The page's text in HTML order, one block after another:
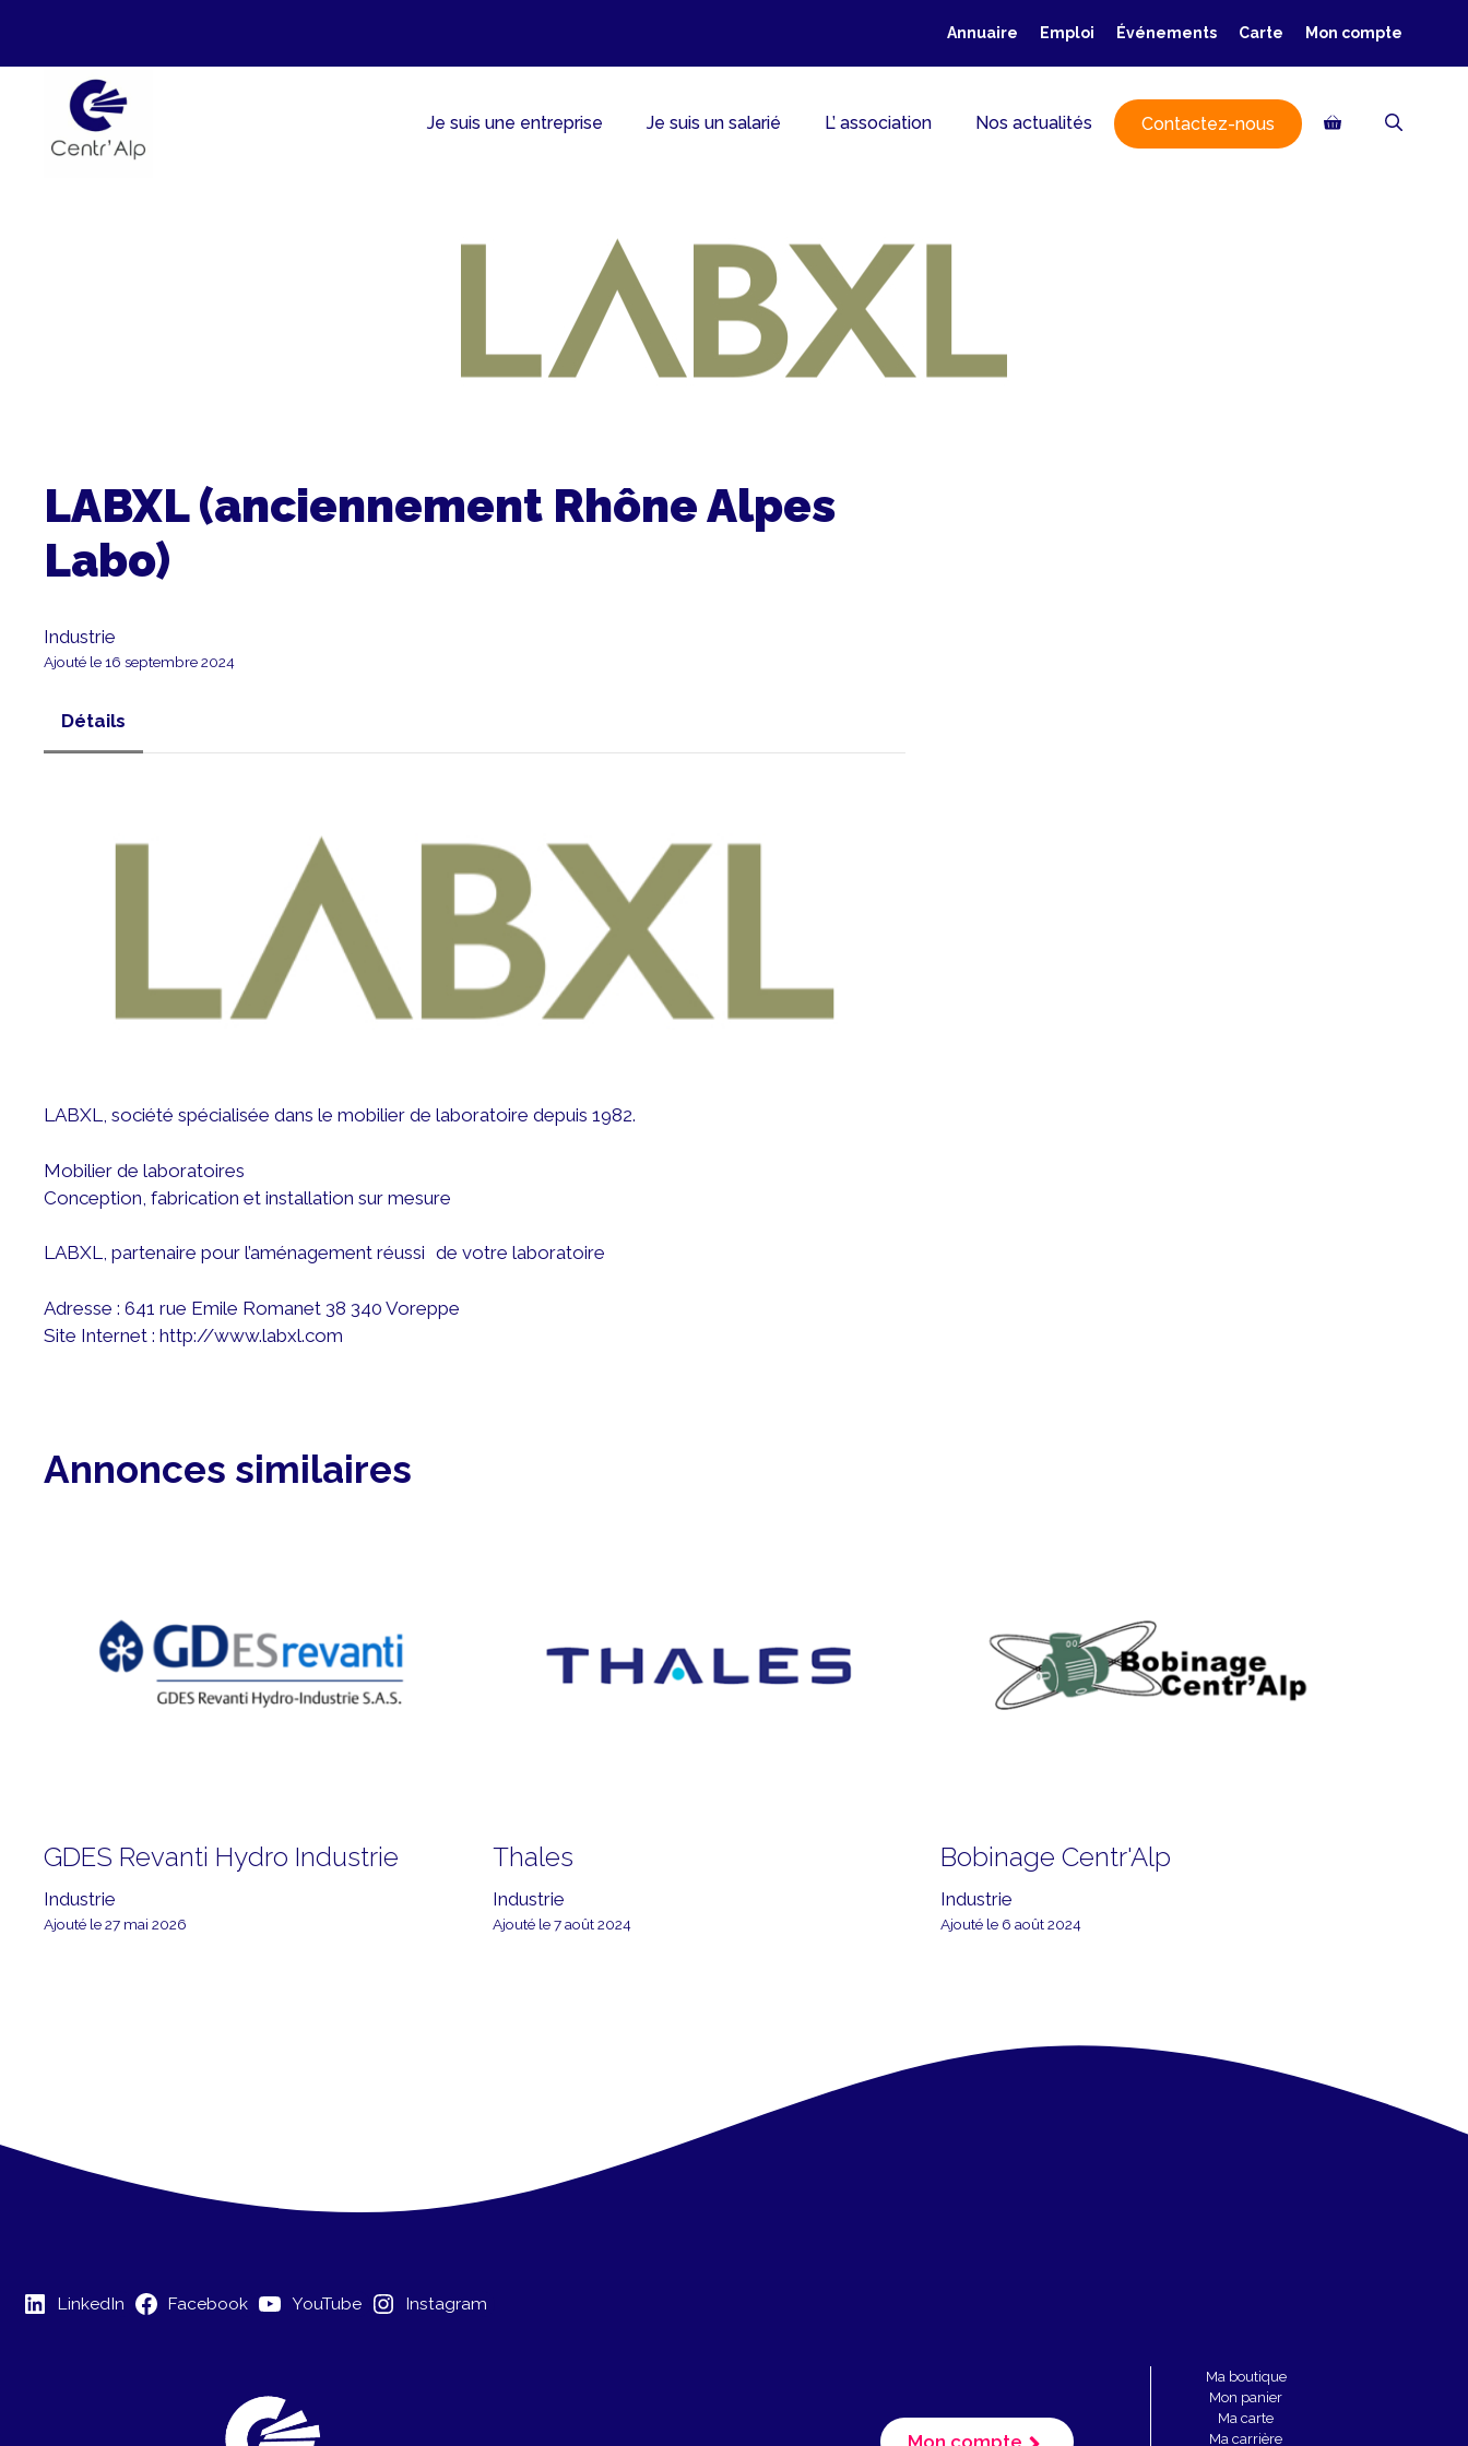
contenu
Annuaire Emploi Événements Carte Mon compte
Je suis une entreprise Je suis un salarié L’ association Nos actualités Contactez-nous
LABXL (anciennement Rhône Alpes
Labo)
Industrie
Ajouté le 16 septembre 2024
Détails
LABXL, société spécialisée dans le mobilier de laboratoire depuis 1982.
Mobilier de laboratoires
Conception, fabrication et installation sur mesure
LABXL, partenaire pour l’aménagement réussi de votre laboratoire
Adresse : 641 rue Emile Romanet 38 340 Voreppe
Site Internet : http://www.labxl.com
Annonces similaires
GDES Revanti Hydro Industrie
Industrie
Ajouté le 27 mai 2026
Thales
Industrie
Ajouté le 7 août 2024
Bobinage Centr'Alp
Industrie
Ajouté le 6 août 2024
LinkedIn Facebook YouTube Instagram
Ma boutique
Mon panier
Ma carte
Ma carrière